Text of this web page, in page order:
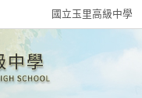
國立玉里高級中學